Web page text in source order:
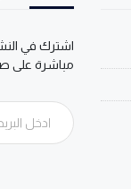
اشترك في
مباشرة على